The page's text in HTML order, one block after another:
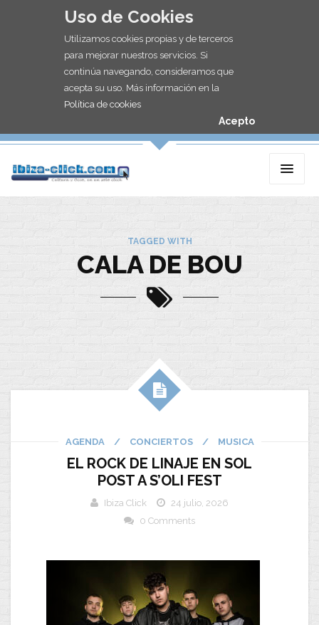
Uso de Cookies
Utilizamos cookies propias y de terceros
para mejorar nuestros servicios. Si
continúa navegando, consideramos que
acepta su uso. Más información en la
Política de cookies
Acepto
TAGGED WITH
CALA DE BOU
AGENDA / CONCIERTOS / MUSICA
EL ROCK DE LINAJE EN SOL
POST A S’OLI FEST
Ibiza Click
24 julio, 2026
0 Comments